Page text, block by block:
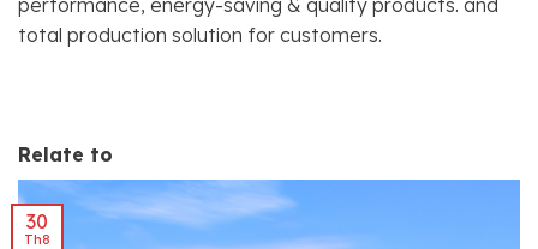
total production solution for customers.
Relate to
30
Th8